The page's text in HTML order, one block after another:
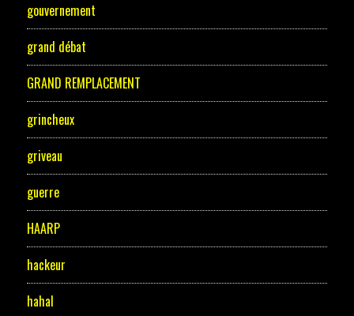
gouvernement
grand débat
GRAND REMPLACEMENT
grincheux
griveau
guerre
HAARP
hackeur
hahal